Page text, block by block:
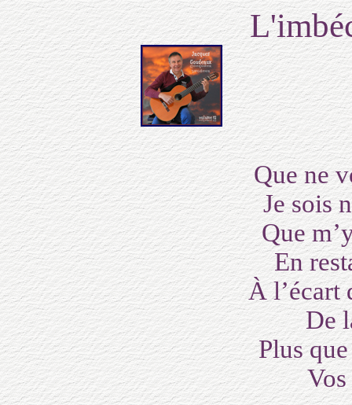
Que ne
Je sois
Que
En
À l’écart
De
Plus